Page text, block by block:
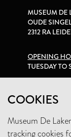
COOKIES
Museum De
tracking cookies
MUSEUM DE
OUDE
2312 RA
OPENING
TUESDAY TO
+31 (0)71